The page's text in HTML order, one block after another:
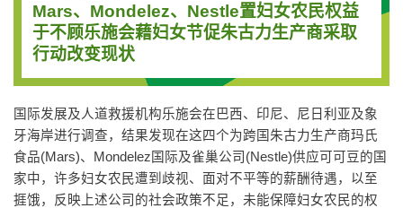
Mars、Mondelez、Nestle置妇女农民权益
于不顾乐施会藉妇女节促朱古力生产商采取
行动改变现状
国际发展及人道救援机构乐施会在巴西、印尼、尼日利亚及象
牙海岸进行调查，结果发现在这四个为跨国朱古力生产商玛氏
食品(Mars)、Mondelez国际及雀巢公司(Nestle)供应可可豆的国
家中，许多妇女农民遭到歧视、面对不平等的薪酬待遇，以至
捱饿，反映上述公司的社会政策不足，未能保障妇女农民的权